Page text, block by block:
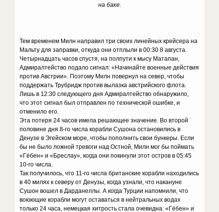
на баке.
Тем временем Милн направил три своих линейных крейсера на
Мальту для заправки, откуда они отплыли в 00:30 8 августа.
Четырнадцать часов спустя, на полпути к мысу Матапан,
Адмиралтейство подало сигнал: «Начинайте военные действия
против Австрии». Поэтому Милн повернул на север, чтобы
поддержать Трубридж против вылазка австрийского флота.
Лишь в 12:30 следующего дня Адмиралтейство обнаружило,
что этот сигнал был отправлен по технической ошибке, и
отменило его.
Эта потеря 24 часов имела решающее значение. Во второй
половине дня 8-го числа корабли Сушона остановились в
Денузе в Эгейском море, чтобы пополнить свои бункеры. Если
бы не было ложной тревоги над Остной, Милн мог бы поймать
«Гёбен» и «Бреслау», когда они покинули этот остров в 05:45
10-го числа.
Так получилось, что 11-го числа британские корабли находились
в 40 милях к северу от Денузы, когда узнали, что накануне
Сушон вошел в Дарданеллы. А когда Турции напомнили, что
воюющие корабли могут оставаться в нейтральных водах
только 24 часа, немецкая хитрость стала очевидна: «Гёбен» и